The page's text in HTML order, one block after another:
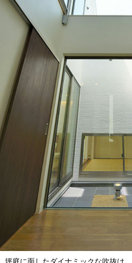
坪庭に面したダイナミックな吹抜け